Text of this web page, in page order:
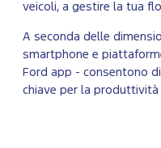
veicoli, a gestire la tua
A seconda delle
smartphone e
Ford app - consentono
chiave per la produttività